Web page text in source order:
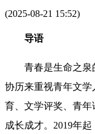
(2025-08-21 15:52)
导语
青春是生命之泉
协历来重视青年文
育、文学评奖、青
成长成才。2019年